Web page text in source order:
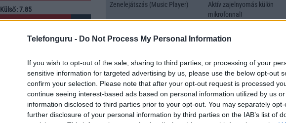
Telefonguru - Do Not Process My Personal Information
If you wish to opt-out of the sale, sharing to third parties, or processing of your
sensitive information for targeted advertising by us, please use the below opt-out
confirm your selection. Please note that after your opt-out request is processed
continue seeing interest-based ads based on personal information utilized by us
information disclosed to third parties prior to your opt-out. You may separately
further disclosure of your personal information by third parties on the IAB’s list of
Külső: 7.85
Tudás: 8.05
Minőség: 8.08
Értékelés: 7.99 | Szavazatok: 40
Szavazzon Ön is!
Zenelejátszás (Music Player)
Aktív zajelnyomás külön
mikrofonnal!
Max. kamera felbontás (több
kamera esetén)
48 Mpixel
Video lejátszás 4K UHD lejátszó
MEMÓRIA ÉS TÁRHELY